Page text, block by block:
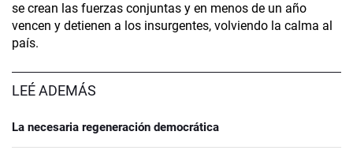
se crean las fuerzas conjuntas y en menos de un año
vencen y detienen a los insurgentes, volviendo la calma al
país.
LEÉ ADEMÁS
La necesaria regeneración democrática